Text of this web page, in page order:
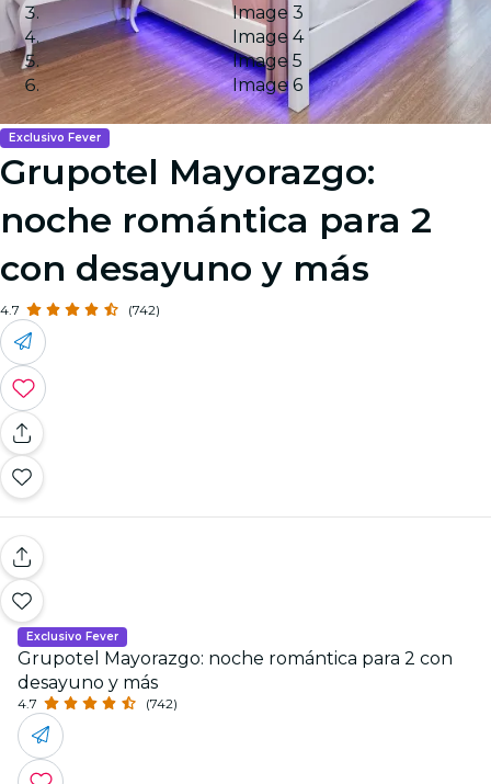
Image 3
Image 4
Image 5
Image 6
Exclusivo Fever
Grupotel Mayorazgo:
noche romántica para 2
con desayuno y más
4.7 (742)
Exclusivo Fever
Grupotel Mayorazgo: noche romántica para 2 con
desayuno y más
4.7 (742)